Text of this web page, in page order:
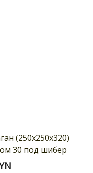
(250х250х320)
30 под шибер